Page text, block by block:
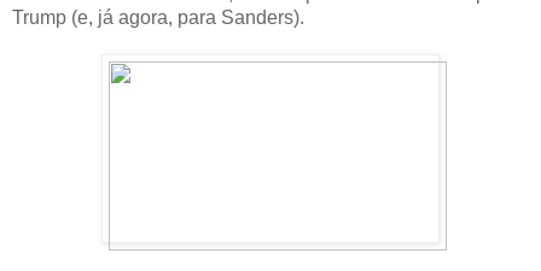
Trump (e, já agora, para Sanders).